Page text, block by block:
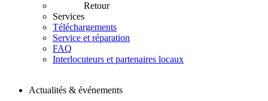
Retour
Services
Téléchargements
Service et réparation
FAQ
Interlocuteurs et partenaires locaux
Actualités & événements